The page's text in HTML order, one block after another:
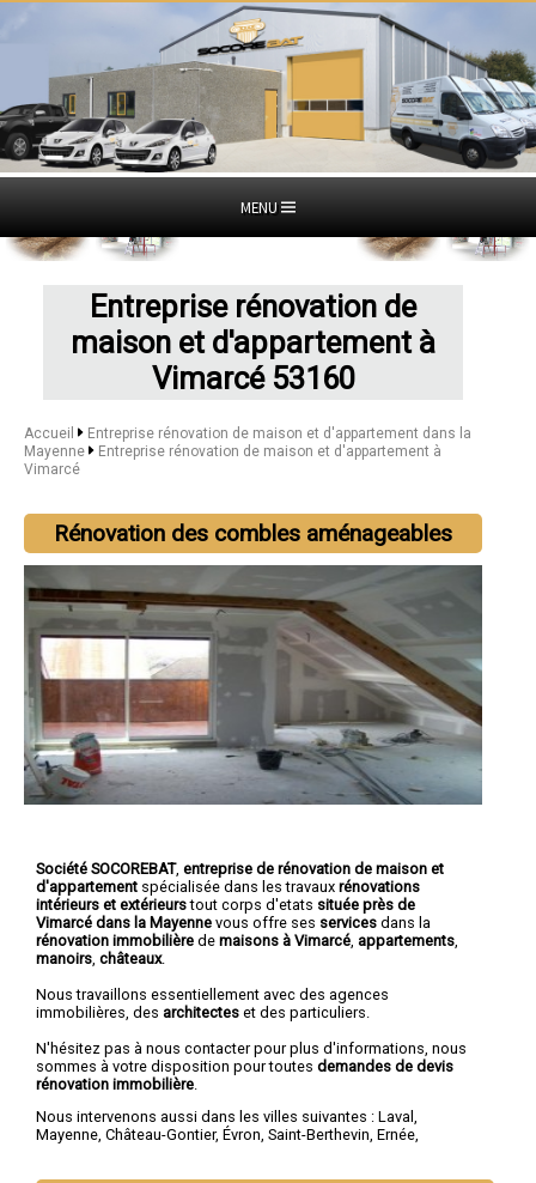
MENU
Entreprise rénovation de
maison et d'appartement à
Vimarcé 53160
Accueil
Entreprise rénovation de maison et d'appartement dans la
Mayenne
Entreprise rénovation de maison et d'appartement à
Vimarcé
Rénovation des combles aménageables
Société SOCOREBAT, entreprise de rénovation de maison et
d'appartement spécialisée dans les travaux rénovations
intérieurs et extérieurstout corps d'etats située près de
Vimarcé dans la Mayenne vous offre ses services dans la
rénovation immobilière de maisons à Vimarcé appartements
manoirs châteaux.
Nous travaillons essentiellement avec des agences
immobilières, des architectes et des particuliers.
N'hésitez pas à nous contacter pour plus d'informations, nous
sommes à votre disposition pour toutes demandes de devis
rénovation immobilière
Nous intervenons aussi dans les villes suivantes : Laval ,
Mayenne, Château-Gontier, Évron, Saint-Berthevin, Ernée,